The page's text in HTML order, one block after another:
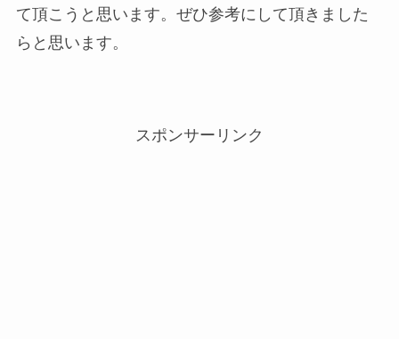
て頂こうと思います。ぜひ参考にして頂きました
らと思います。
スポンサーリンク